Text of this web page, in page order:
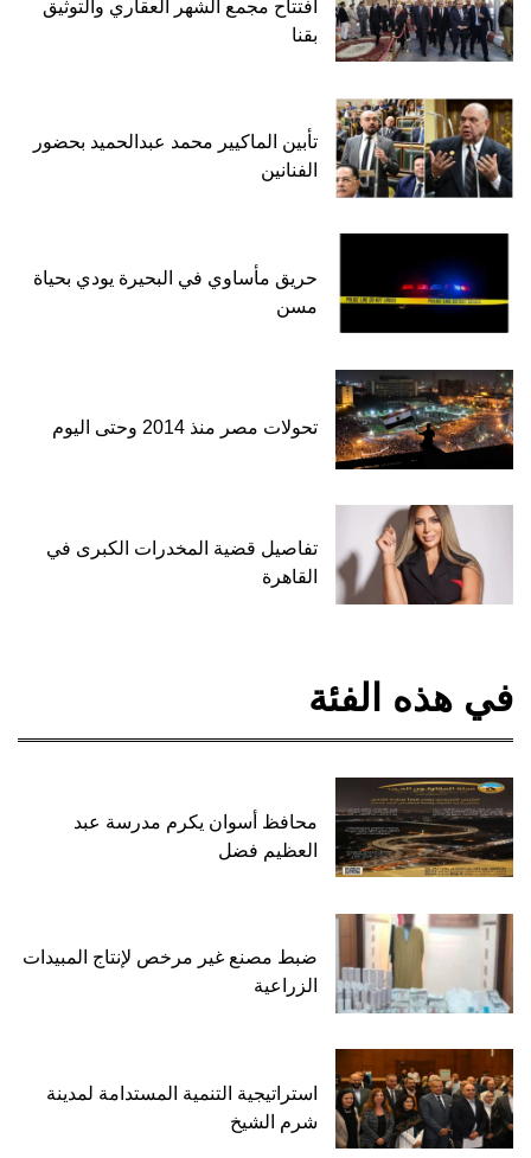
افتتاح مجمع الشهر العقاري والتوثيق
بقنا
تأبين الماكيير محمد عبدالحميد بحضور
الفنانين
حريق مأساوي في البحيرة يودي بحياة
مسن
تحولات مصر منذ 2014 وحتى اليوم
تفاصيل قضية المخدرات الكبرى في
القاهرة
في هذه الفئة
محافظ أسوان يكرم مدرسة عبد
العظيم فضل
ضبط مصنع غير مرخص لإنتاج المبيدات
الزراعية
استراتيجية التنمية المستدامة لمدينة
شرم الشيخ